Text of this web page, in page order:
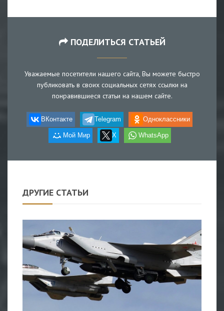
ПОДЕЛИТЬСЯ СТАТЬЕЙ
Уважаемые посетители нашего сайта, Вы можете быстро
публиковать в своих социальных сетях ссылки на
понравившиеся статьи на нашем сайте.
ВКонтакте Telegram Одноклассники
Мой Мир X WhatsApp
ДРУГИЕ СТАТЬИ